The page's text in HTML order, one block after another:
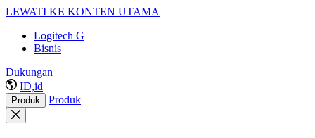
LEWATI KE KONTEN UTAMA
Logitech G
Bisnis
Dukungan
ID,id
Produk Produk